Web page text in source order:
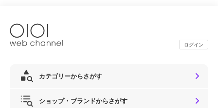
ログイン
カテゴリーからさがす
ショップ・ブランドからさがす